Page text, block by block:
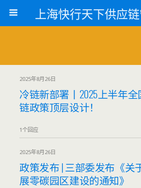
2025年8月26日
冷链新部署丨2025上半年
链政策顶层设计！
1个回应
2025年8月26日
政策发布 | 三部委发布《关
展零碳园区建设的通知》